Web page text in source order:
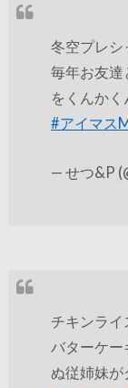
冬空プレシ
毎年お友達
をくんかく
#アイマス
— せつ&P
チキンライ
バターケー
ぬ従姉妹